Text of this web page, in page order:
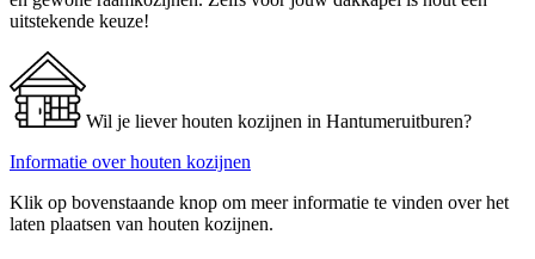
uitstekende keuze!
Wil je liever houten kozijnen in Hantumeruitburen?
Informatie over houten kozijnen
Klik op bovenstaande knop om meer informatie te vinden over het
laten plaatsen van houten kozijnen.